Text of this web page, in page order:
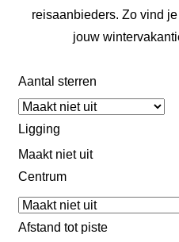
reisaanbieders. Zo vind
jouw
Aantal sterren
Ligging
Maakt niet uit
Centrum
Afstand tot piste